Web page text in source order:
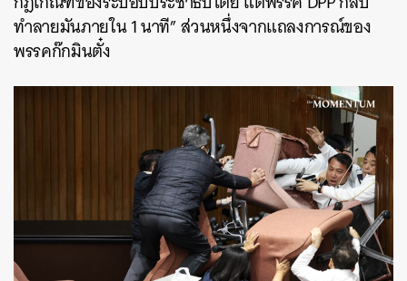
ทำลายมันภายใน 1 นาที” ส่วนหนึ่งจากแถลงการณ์ของ
พรรคก๊กมินตั๋ง